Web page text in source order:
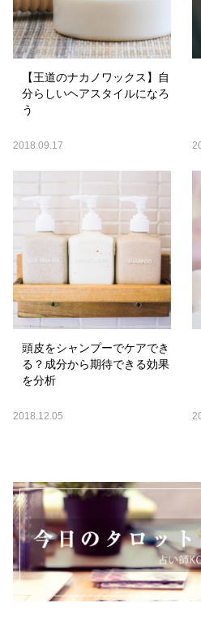
【王道のナカノワックス】自
分らしいヘアスタイルになろ
う
2018.09.17
頭皮をシャンプーでケアでき
る？成分から期待できる効果
を分析
2018.12.05